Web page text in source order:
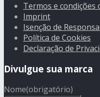
Termos e condições
Imprint
Isenção de
Política de Cookies
Declaração de
Divulgue sua marca
Nome(obrigatório)